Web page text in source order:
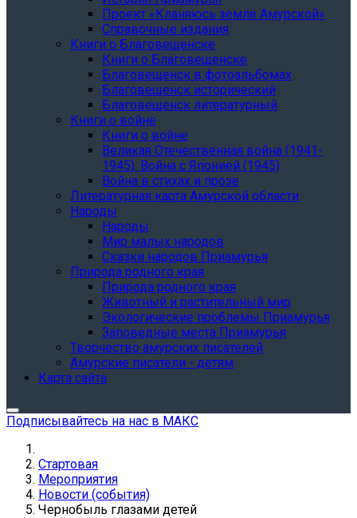
Проект «Кланяюсь земле Амурской»
Справочные издания
Книги о Благовещенске
Книги о Благовещенске
Благовещенск в фотоальбомах
Благовещенск исторический
Благовещенск литературный
Книги о войне
Книги о войне
Великая Отечественная война (1941-
1945). Война с Японией (1945)
Война в стихах и прозе
Литературная карта Амурской области
Народы
Народы
Мир малых народов
Сказки народов Приамурья
Природа родного края
Природа родного края
Животный и растительный мир
Экологические проблемы Приамурья
Заповедные места Приамурья
Творчество амурских писателей
Амурские писатели - детям
Карта сайта
Подписывайтесь на нас в МАКС
Стартовая
Мероприятия
Новости (события)
Чернобыль глазами детей